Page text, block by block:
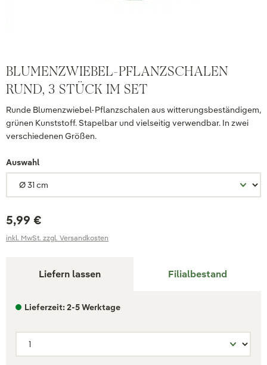
BLUMENZWIEBEL-PFLANZSCHALEN
RUND, 3 STÜCK IM SET
Runde Blumenzwiebel-Pflanzschalen aus witterungsbeständigem,
grünen Kunststoff. Stapelbar und vielseitig verwendbar. In zwei
verschiedenen Größen.
Auswahl
5,99 €
inkl. MwSt. zzgl. Versandkosten
Liefern lassen Filialbestand
Lieferzeit: 2-5 Werktage